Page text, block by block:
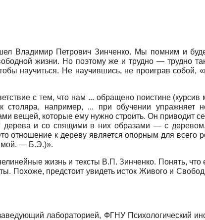
Владимир Петрович Зинченко. Мы помним и
жизни. Но поэтому же и трудно — трудно
научиться. Не научившись, не проиграв собой,
с тем, что нам ... обращено поистине
столяра, например, ... при обучении упражняет
вещей, которые ему нужно строить. Он приводит
дерева и со спящими в них образами — с
отношение к дереву является опорным для всего
мой. — Б.Э.)».
жизнь и тексты В.П. Зинченко. Понять, что
Похоже, предстоит увидеть исток Живого и
лабораторией, ФГНУ Психологический